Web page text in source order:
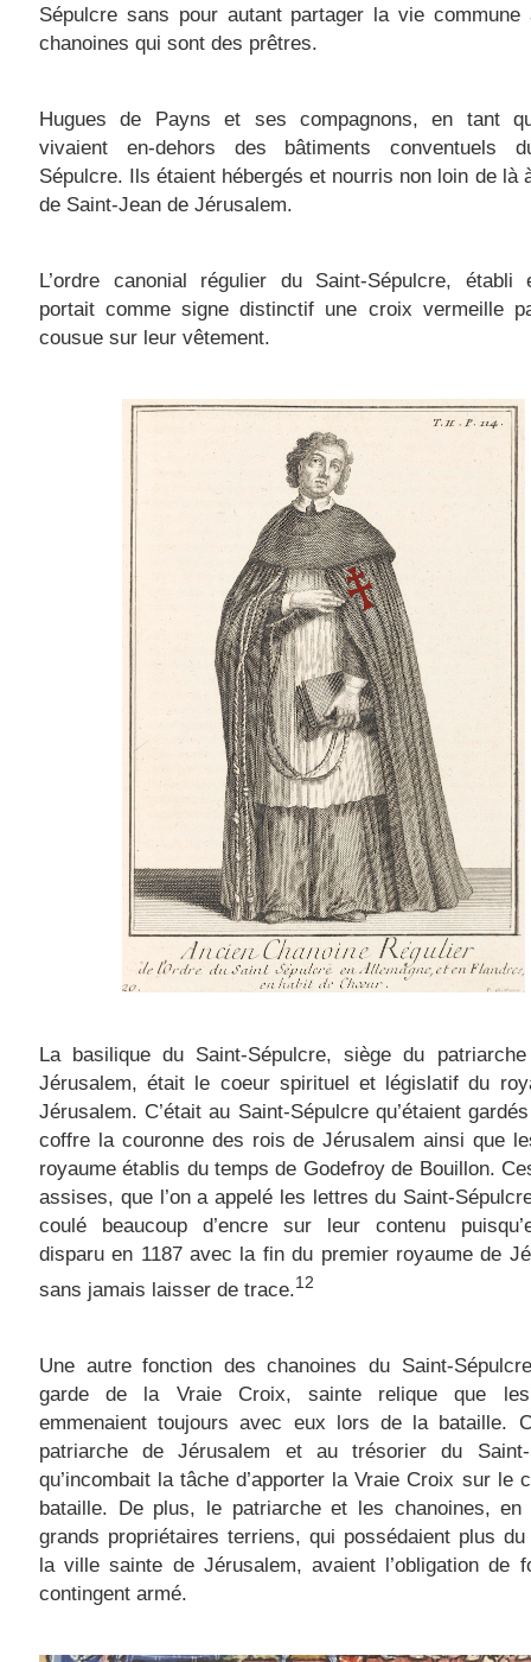
Sépulcre sans pour autant partager la vie commune
chanoines qui sont des prêtres.
Hugues de Payns et ses compagnons, en tant
vivaient en-dehors des bâtiments conventuels
Sépulcre. Ils étaient hébergés et nourris non loin de là
de Saint-Jean de Jérusalem.
L’ordre canonial régulier du Saint-Sépulcre, établi
portait comme signe distinctif une croix vermeille
cousue sur leur vêtement.
La basilique du Saint-Sépulcre, siège du
Jérusalem, était le coeur spirituel et législatif du
Jérusalem. C’était au Saint-Sépulcre qu’étaient
coffre la couronne des rois de Jérusalem ainsi que
royaume établis du temps de Godefroy de Bouillon.
assises, que l’on a appelé les lettres du Saint-
coulé beaucoup d’encre sur leur contenu
disparu en 1187 avec la fin du premier royaume de
sans jamais laisser de trace.12
Une autre fonction des chanoines du Saint-
garde de la Vraie Croix, sainte relique que
emmenaient toujours avec eux lors de la bataille.
patriarche de Jérusalem et au trésorier du Saint-
qu’incombait la tâche d’apporter la Vraie Croix sur le
bataille. De plus, le patriarche et les chanoines, en
grands propriétaires terriens, qui possédaient plus
la ville sainte de Jérusalem, avaient l’obligation de
contingent armé.